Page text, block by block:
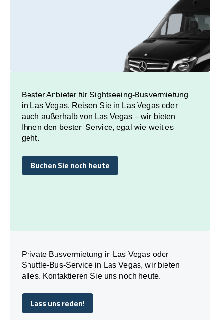
Bester Anbieter für Sightseeing-Busvermietung
in Las Vegas. Reisen Sie in Las Vegas oder
auch außerhalb von Las Vegas – wir bieten
Ihnen den besten Service, egal wie weit es
geht.
Buchen Sie noch heute
Buchen Sie noch heute
Private Busvermietung in Las Vegas oder
Shuttle-Bus-Service in Las Vegas, wir bieten
alles. Kontaktieren Sie uns noch heute.
Lass uns reden!
Lass uns reden!